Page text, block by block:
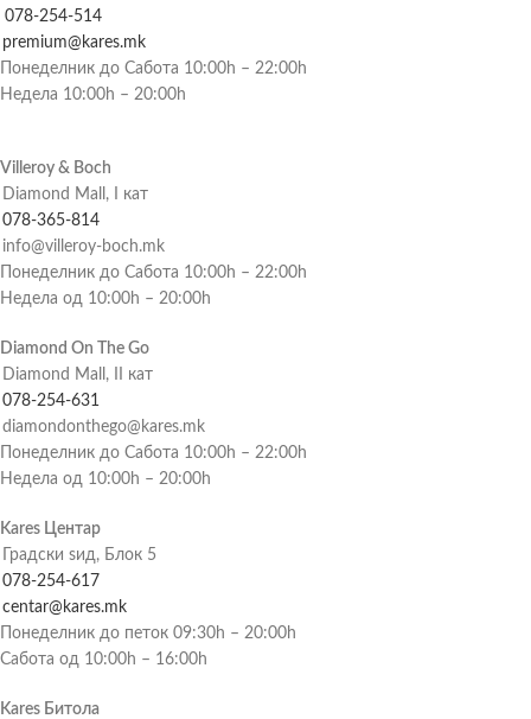
078-254-514
premium@kares.mk
Понеделник до Сабота 10:00h – 22:00h
Недела 10:00h – 20:00h
Villeroy & Boch
Diamond Mall, I кат
078-365-814
info@villeroy-boch.mk
Понеделник до Сабота 10:00h – 22:00h
Недела од 10:00h – 20:00h
Diamond On The Go
Diamond Mall, II кат
078-254-631
diamondonthego@kares.mk
Понеделник до Сабота 10:00h – 22:00h
Недела од 10:00h – 20:00h
Kares Центар
Градски ѕид, Блок 5
078-254-617
centar@kares.mk
Понеделник до петок 09:30h – 20:00h
Сабота од 10:00h – 16:00h
Kares Битола